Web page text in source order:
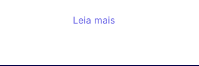
Leia mais